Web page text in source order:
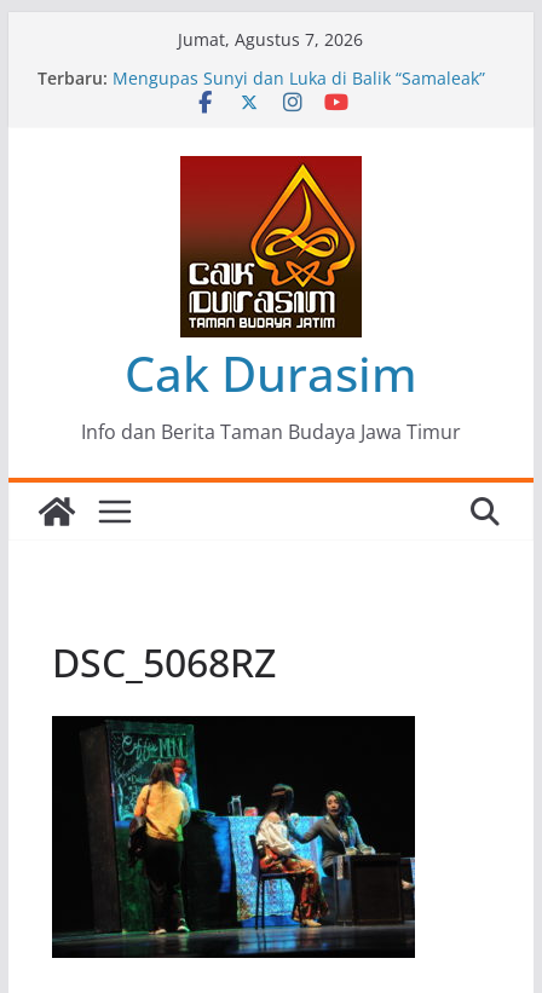
Jumat, Agustus 7, 2026
Terbaru: Pameran Lukisan Komunitas Patria Seni Rupa
Kota Blitar : Ketika “Bergerak” Menjadi Mantra
Mengupas Sunyi dan Luka di Balik “Samaleak”
Menjaga Marwah Seni dan Budaya: Catatan
Kunjungan Kerja Ir. Bambang Haryo Soekartono
(BHS) Anggota DPR RI ke Taman Budaya Jawa
Pameran Tunggal 35 Karya Agus Koecink
“Tumbang Tambang”, Ungkapan Kritis Tentang
Derita Pekerja Pertambangan
Cak Durasim
Info dan Berita Taman Budaya Jawa Timur
DSC_5068RZ